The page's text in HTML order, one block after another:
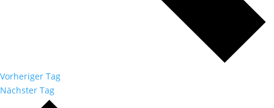
Vorheriger Tag
Nächster Tag